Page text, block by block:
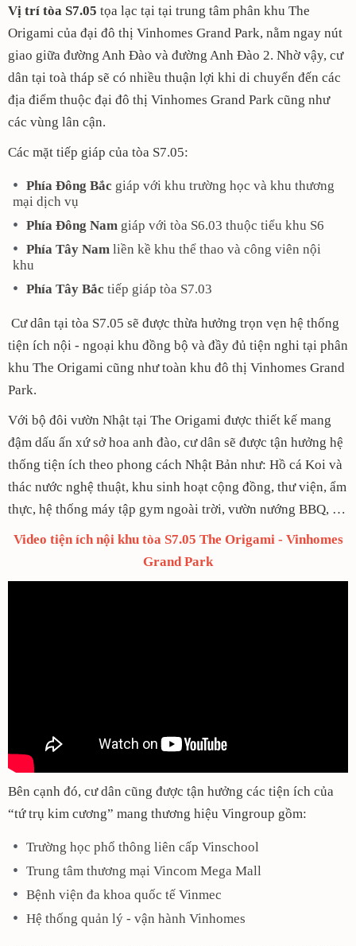
Vị trí tòa S7.05 tọa lạc tại tại trung tâm phân khu The
Origami của đại đô thị Vinhomes Grand Park, nằm ngay nút
giao giữa đường Anh Đào và đường Anh Đào 2. Nhờ vậy, cư
dân tại toà tháp sẽ có nhiều thuận lợi khi di chuyển đến các
địa điểm thuộc đại đô thị Vinhomes Grand Park cũng như
các vùng lân cận.
Các mặt tiếp giáp của tòa S7.05:
Phía Đông Bắc giáp với khu trường học và khu thương
mại dịch vụ
Phía Đông Nam giáp với tòa S6.03 thuộc tiểu khu S6
Phía Tây Nam liền kề khu thể thao và công viên nội
khu
Phía Tây Bắc tiếp giáp tòa S7.03
Cư dân tại tòa S7.05 sẽ được thừa hưởng trọn vẹn hệ thống
tiện ích nội - ngoại khu đồng bộ và đầy đủ tiện nghi tại phân
khu The Origami cũng như toàn khu đô thị Vinhomes Grand
Park.
Với bộ đôi vườn Nhật tại The Origami được thiết kế mang
đậm dấu ấn xứ sở hoa anh đào, cư dân sẽ được tận hưởng hệ
thống tiện ích theo phong cách Nhật Bản như: Hồ cá Koi và
thác nước nghệ thuật, khu sinh hoạt cộng đồng, thư viện, ẩm
thực, hệ thống máy tập gym ngoài trời, vườn nướng BBQ, …
Video tiện ích nội khu tòa S7.05 The Origami - Vinhomes
Grand Park
Bên cạnh đó, cư dân cũng được tận hưởng các tiện ích của
“tứ trụ kim cương” mang thương hiệu Vingroup gồm:
Trường học phổ thông liên cấp Vinschool
Trung tâm thương mại Vincom Mega Mall
Bệnh viện đa khoa quốc tế Vinmec
Hệ thống quản lý - vận hành Vinhomes